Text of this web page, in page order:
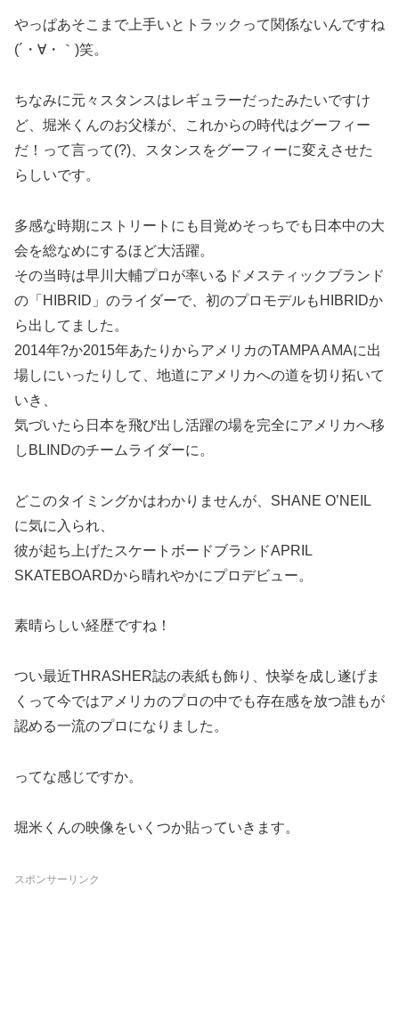
やっぱあそこまで上手いとトラックって関係ないんですね
(´・∀・｀)笑。
ちなみに元々スタンスはレギュラーだったみたいですけ
ど、堀米くんのお父様が、これからの時代はグーフィー
だ！って言って(?)、スタンスをグーフィーに変えさせた
らしいです。
多感な時期にストリートにも目覚めそっちでも日本中の大
会を総なめにするほど大活躍。
その当時は早川大輔プロが率いるドメスティックブランド
の「HIBRID」のライダーで、初のプロモデルもHIBRIDか
ら出してました。
2014年?か2015年あたりからアメリカのTAMPA AMAに出
場しにいったりして、地道にアメリカへの道を切り拓いて
いき、
気づいたら日本を飛び出し活躍の場を完全にアメリカへ移
しBLINDのチームライダーに。
どこのタイミングかはわかりませんが、SHANE O’NEIL
に気に入られ、
彼が起ち上げたスケートボードブランドAPRIL
SKATEBOARDから晴れやかにプロデビュー。
素晴らしい経歴ですね！
つい最近THRASHER誌の表紙も飾り、快挙を成し遂げま
くって今ではアメリカのプロの中でも存在感を放つ誰もが
認める一流のプロになりました。
ってな感じですか。
堀米くんの映像をいくつか貼っていきます。
スポンサーリンク